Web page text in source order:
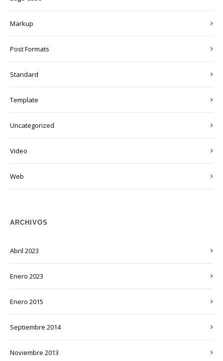
Markup
Post Formats
Standard
Template
Uncategorized
Video
Web
ARCHIVOS
abril 2023
enero 2023
enero 2015
septiembre 2014
noviembre 2013